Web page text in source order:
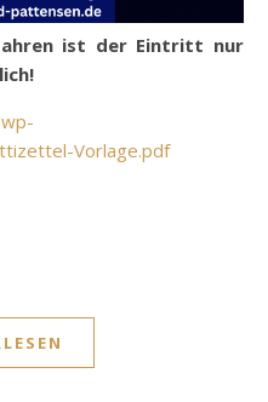
ist der Eintritt nur
Vorlage.pdf